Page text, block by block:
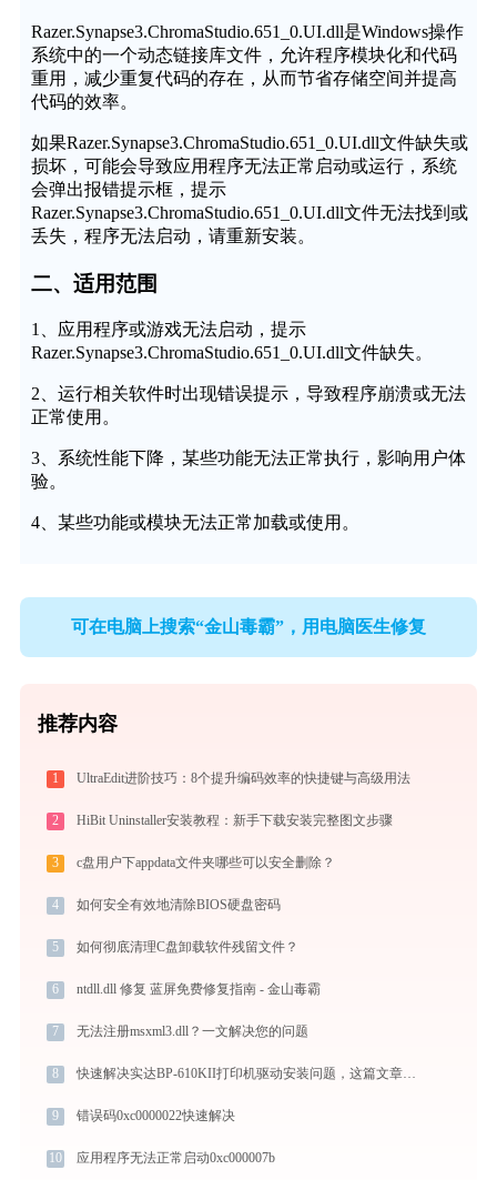
Razer.Synapse3.ChromaStudio.651_0.UI.dll是Windows操作
系统中的一个动态链接库文件，允许程序模块化和代码
重用，减少重复代码的存在，从而节省存储空间并提高
代码的效率。
如果Razer.Synapse3.ChromaStudio.651_0.UI.dll文件缺失或
损坏，可能会导致应用程序无法正常启动或运行，系统
会弹出报错提示框，提示
Razer.Synapse3.ChromaStudio.651_0.UI.dll文件无法找到或
丢失，程序无法启动，请重新安装。
二、适用范围
1、应用程序或游戏无法启动，提示
Razer.Synapse3.ChromaStudio.651_0.UI.dll文件缺失。
2、运行相关软件时出现错误提示，导致程序崩溃或无法
正常使用。
3、系统性能下降，某些功能无法正常执行，影响用户体
验。
4、某些功能或模块无法正常加载或使用。
可在电脑上搜索“金山毒霸”，用电脑医生修复
推荐内容
1 UltraEdit进阶技巧：8个提升编码效率的快捷键与高级用法
2 HiBit Uninstaller安装教程：新手下载安装完整图文步骤
3 c盘用户下appdata文件夹哪些可以安全删除？
4 如何安全有效地清除BIOS硬盘密码
5 如何彻底清理C盘卸载软件残留文件？
6 ntdll.dll 修复 蓝屏免费修复指南 - 金山毒霸
7 无法注册msxml3.dll？一文解决您的问题
8 快速解决实达BP-610KII打印机驱动安装问题，这篇文章告诉你方法
9 错误码0xc0000022快速解决
10 应用程序无法正常启动0xc000007b